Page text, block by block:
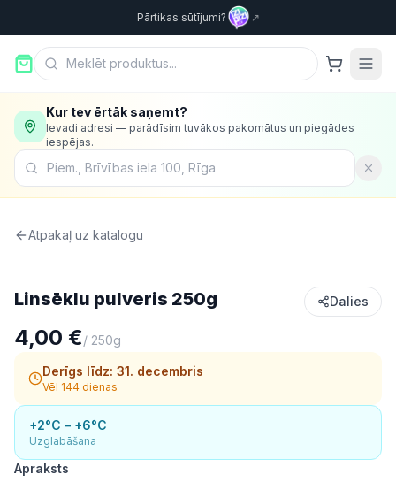
Pārtikas sūtījumi? ↗
Kur tev ērtāk saņemt?
Ievadi adresi — parādīsim tuvākos pakomātus un piegādes
iespējas.
Atpakaļ uz katalogu
Linsēklu pulveris 250g Dalies
4,00 €/ 250g
Derīgs līdz: 31. decembris
Vēl 144 dienas
+2°C – +6°C
Uzglabāšana
Apraksts